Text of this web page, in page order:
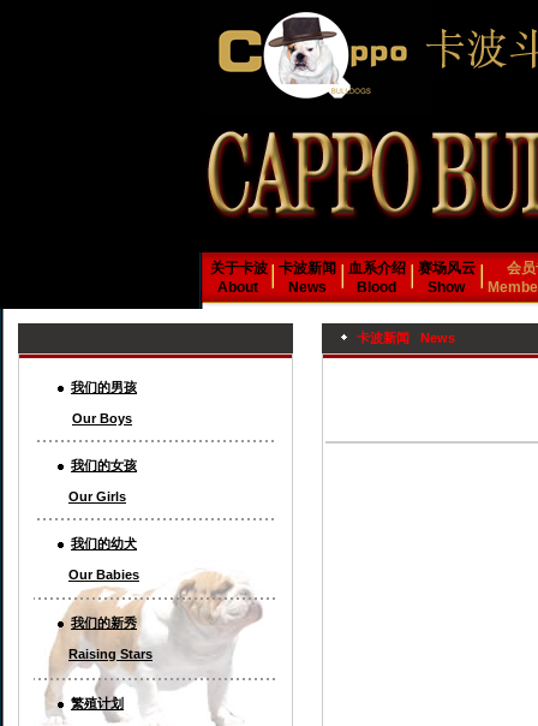
关于卡波
About
卡波新闻
News
血系介绍
Blood
赛场风云
Show
会
我们的男孩
Our Boys
我们的女孩
Our Girls
我们的幼犬
Our Babies
我们的新秀
Raising Stars
繁殖计划
卡波新闻 News